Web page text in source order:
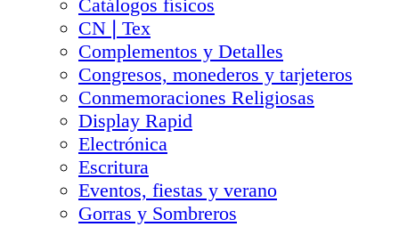
Catálogos físicos
CN❘Tex
Complementos y Detalles
Congresos, monederos y tarjeteros
Conmemoraciones Religiosas
Display Rapid
Electrónica
Escritura
Eventos, fiestas y verano
Gorras y Sombreros